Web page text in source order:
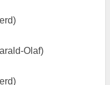
Olaf)